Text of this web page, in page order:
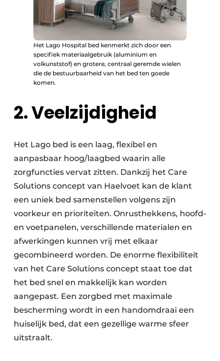
Het Lago Hospital bed kenmerkt zich door een
specifiek materiaalgebruik (aluminium en
volkunststof) en grotere, centraal geremde wielen
die de bestuurbaarheid van het bed ten goede
komen.
2. Veelzijdigheid
Het Lago bed is een laag, flexibel en
aanpasbaar hoog/laagbed waarin alle
zorgfuncties vervat zitten. Dankzij het Care
Solutions concept van Haelvoet kan de klant
een uniek bed samenstellen volgens zijn
voorkeur en prioriteiten. Onrusthekkens, hoofd-
en voetpanelen, verschillende materialen en
afwerkingen kunnen vrij met elkaar
gecombineerd worden. De enorme flexibiliteit
van het Care Solutions concept staat toe dat
het bed snel en makkelijk kan worden
aangepast. Een zorgbed met maximale
bescherming wordt in een handomdraai een
huiselijk bed, dat een gezellige warme sfeer
uitstraalt.